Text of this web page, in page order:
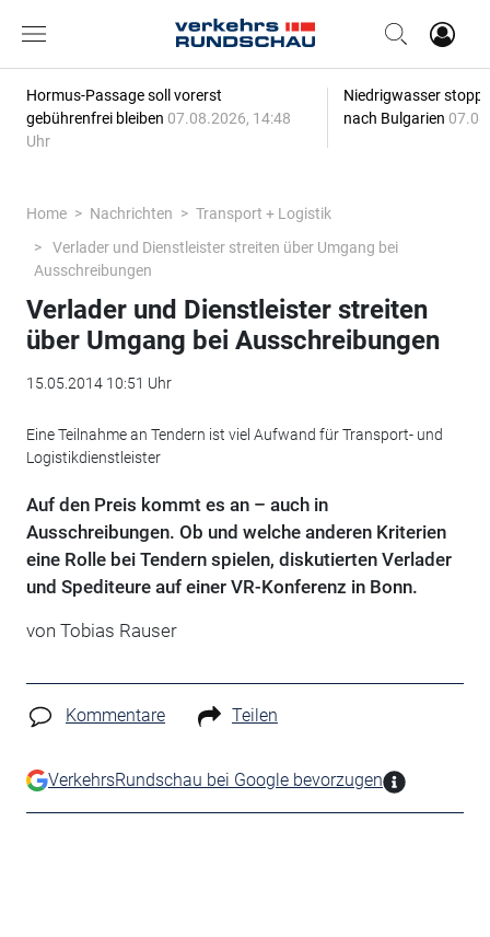
Hormus-Passage soll vorerst
gebührenfrei bleiben 07.08.2026, 14:48
Uhr
Niedrigwasser
nach Bulgarien
Home Nachrichten
Transport + Logistik
Verlader und Dienstleister streiten über Umgang bei
Ausschreibungen
Verlader und Dienstleister streiten
über Umgang bei Ausschreibungen
15.05.2014 10:51 Uhr
Eine Teilnahme an Tendern ist viel Aufwand für Transport- und
Logistikdienstleister
Auf den Preis kommt es an – auch in
Ausschreibungen. Ob und welche anderen Kriterien
eine Rolle bei Tendern spielen, diskutierten Verlader
und Spediteure auf einer VR-Konferenz in Bonn.
von Tobias Rauser
Kommentare Teilen
VerkehrsRundschau bei Google bevorzugen